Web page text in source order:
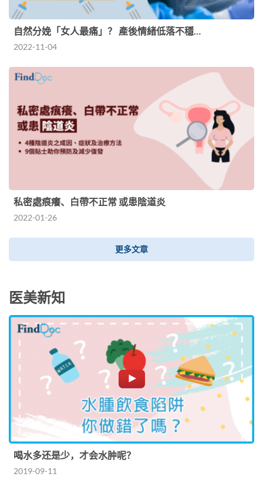
自然分娩「女人最痛」？ 產後情緒低落不穩…
2022-11-04
私密處痕癢、白帶不正常 或患陰道炎
2022-01-26
更多文章
医美新知
喝水多还是少，才会水肿呢？
2019-09-11